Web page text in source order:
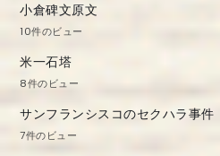
小倉碑文原文
10件のビュー
米一石塔
8件のビュー
サンフランシスコのセクハラ事件
7件のビュー